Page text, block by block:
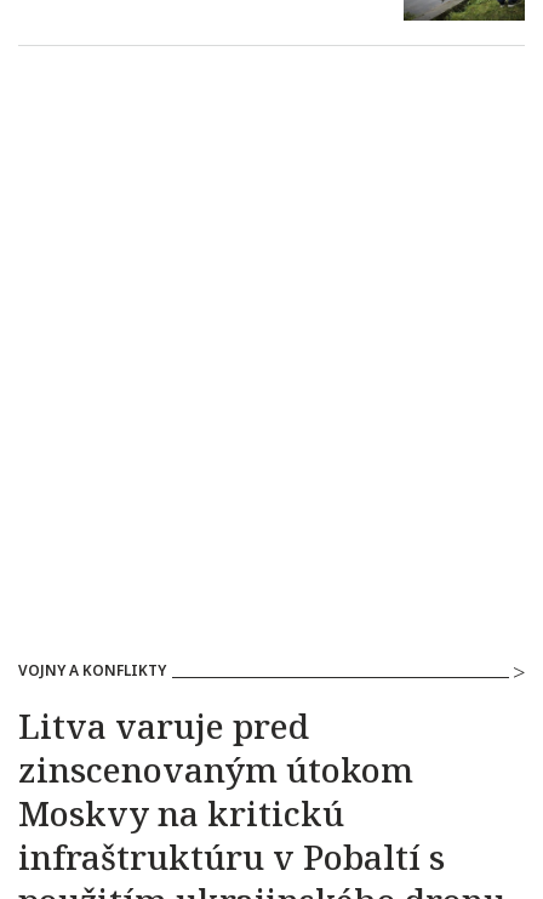
VOJNY A KONFLIKTY
Litva varuje pred
zinscenovaným útokom
Moskvy na kritickú
infraštruktúru v Pobaltí s